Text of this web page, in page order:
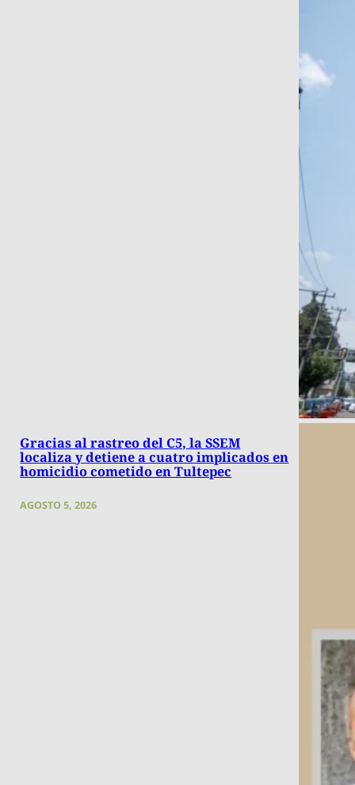
Gracias al rastreo del C5, la SSEM
localiza y detiene a cuatro implicados en
homicidio cometido en Tultepec
AGOSTO 5, 2026